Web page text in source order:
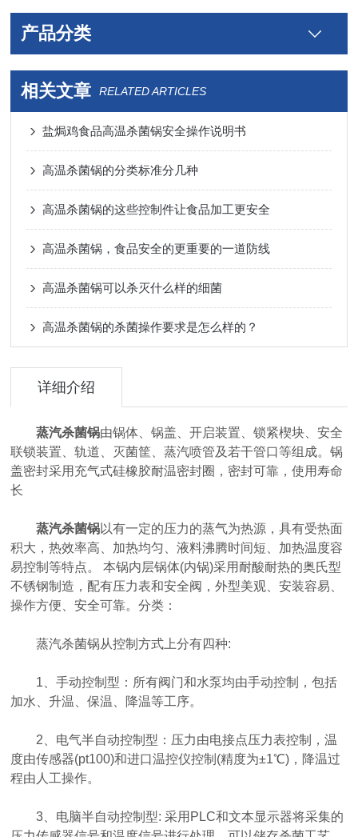
产品分类
相关文章 RELATED ARTICLES
盐焗鸡食品高温杀菌锅安全操作说明书
高温杀菌锅的分类标准分几种
高温杀菌锅的这些控制件让食品加工更安全
高温杀菌锅，食品安全的更重要的一道防线
高温杀菌锅可以杀灭什么样的细菌
高温杀菌锅的杀菌操作要求是怎么样的？
详细介绍
蒸汽杀菌锅由锅体、锅盖、开启装置、锁紧楔块、安全
联锁装置、轨道、灭菌筐、蒸汽喷管及若干管口等组成。锅
盖密封采用充气式硅橡胶耐温密封圈，密封可靠，使用寿命
长
蒸汽杀菌锅以有一定的压力的蒸气为热源，具有受热面
积大，热效率高、加热均匀、液料沸腾时间短、加热温度容
易控制等特点。 本锅内层锅体(内锅)采用耐酸耐热的奥氏型
不锈钢制造，配有压力表和安全阀，外型美观、安装容易、
操作方便、安全可靠。分类：
蒸汽杀菌锅从控制方式上分有四种:
1、手动控制型：所有阀门和水泵均由手动控制，包括
加水、升温、保温、降温等工序。
2、电气半自动控制型：压力由电接点压力表控制，温
度由传感器(pt100)和进口温控仪控制(精度为±1℃)，降温过
程由人工操作。
3、电脑半自动控制型: 采用PLC和文本显示器将采集的